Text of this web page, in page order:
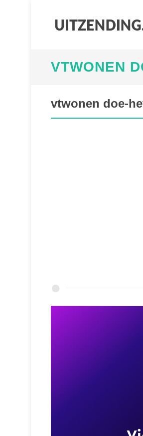
VTWONEN
vtwonen doe-